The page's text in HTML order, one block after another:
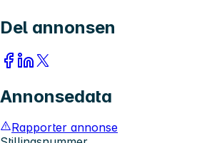
Del annonsen
Annonsedata
Rapporter annonse